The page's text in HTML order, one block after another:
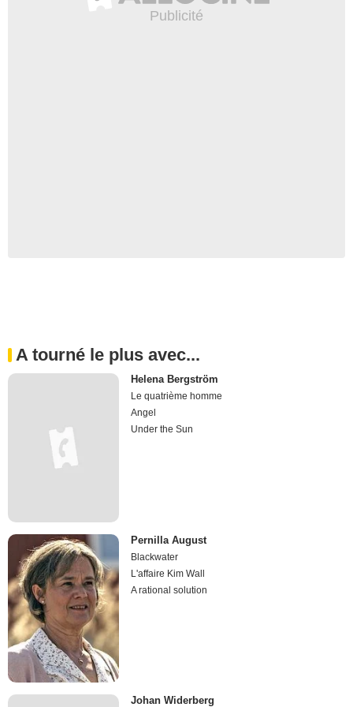
A tourné le plus avec...
Helena Bergström
Le quatrième homme
Angel
Under the Sun
Pernilla August
Blackwater
L'affaire Kim Wall
A rational solution
Johan Widerberg